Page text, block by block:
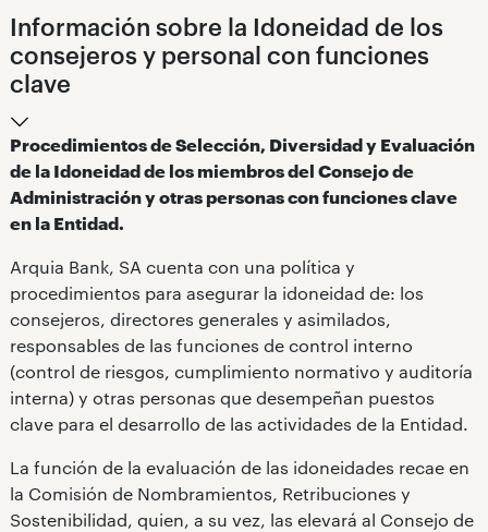
Información sobre la Idoneidad de los
consejeros y personal con funciones
clave
Procedimientos de Selección, Diversidad y Evaluación
de la Idoneidad de los miembros del Consejo de
Administración y otras personas con funciones clave
en la Entidad.
Arquia Bank, SA cuenta con una política y
procedimientos para asegurar la idoneidad de: los
consejeros, directores generales y asimilados,
responsables de las funciones de control interno
(control de riesgos, cumplimiento normativo y auditoría
interna) y otras personas que desempeñan puestos
clave para el desarrollo de las actividades de la Entidad.
La función de la evaluación de las idoneidades recae en
la Comisión de Nombramientos, Retribuciones y
Sostenibilidad, quien, a su vez, las elevará al Consejo de